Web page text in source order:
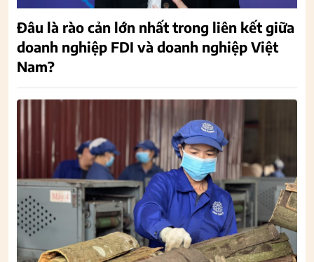
Đâu là rào cản lớn nhất trong liên kết giữa
doanh nghiệp FDI và doanh nghiệp Việt
Nam?